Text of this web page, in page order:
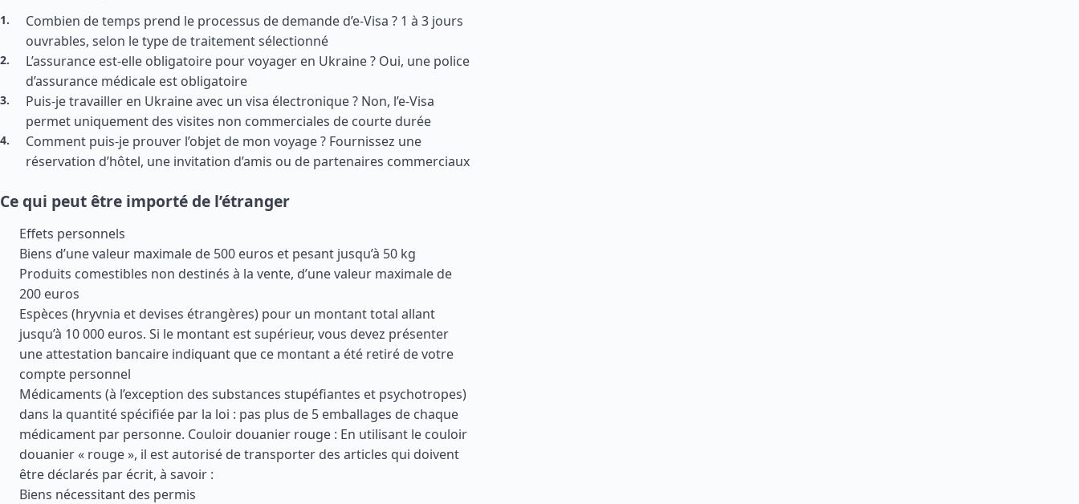
Combien de temps prend le processus de demande d’e-Visa ? 1 à 3 jours
ouvrables, selon le type de traitement sélectionné
L’assurance est-elle obligatoire pour voyager en Ukraine ? Oui, une police
d’assurance médicale est obligatoire
Puis-je travailler en Ukraine avec un visa électronique ? Non, l’e-Visa
permet uniquement des visites non commerciales de courte durée
Comment puis-je prouver l’objet de mon voyage ? Fournissez une
réservation d’hôtel, une invitation d’amis ou de partenaires commerciaux
Ce qui peut être importé de l’étranger
Effets personnels
Biens d’une valeur maximale de 500 euros et pesant jusqu’à 50 kg
Produits comestibles non destinés à la vente, d’une valeur maximale de
200 euros
Espèces (hryvnia et devises étrangères) pour un montant total allant
jusqu’à 10 000 euros. Si le montant est supérieur, vous devez présenter
une attestation bancaire indiquant que ce montant a été retiré de votre
compte personnel
Médicaments (à l’exception des substances stupéfiantes et psychotropes)
dans la quantité spécifiée par la loi : pas plus de 5 emballages de chaque
médicament par personne. Couloir douanier rouge : En utilisant le couloir
douanier « rouge », il est autorisé de transporter des articles qui doivent
être déclarés par écrit, à savoir :
Biens nécessitant des permis